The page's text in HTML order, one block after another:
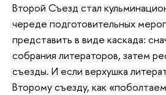
Второй Съезд стал
череде подготовительных
представить в виде каскада:
собрания литераторов, затем
съезды. И если верхушка
Второму съезду, как